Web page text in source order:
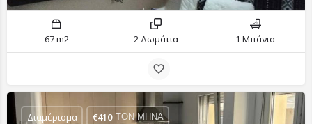
67 m2 2 Δωμάτια 1 Μπάνια
Διαμέρισμα €410 ΤΟΝ ΜΗΝΑ